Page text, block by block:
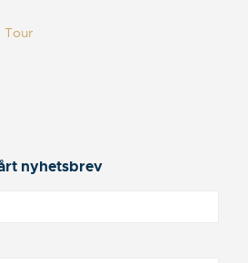
Tour
nyhetsbrev